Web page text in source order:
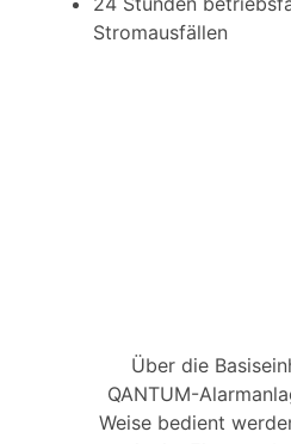
Stromausfällen
Über die
QANTUM-
Weise bedient